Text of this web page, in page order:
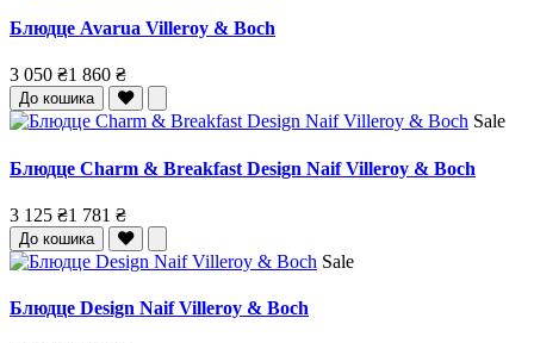
Блюдце Avarua Villeroy & Boch
3 050 ₴1 860 ₴
До кошика
Sale
Блюдце Charm & Breakfast Design Naif Villeroy & Boch
3 125 ₴1 781 ₴
До кошика
Sale
Блюдце Design Naif Villeroy & Boch